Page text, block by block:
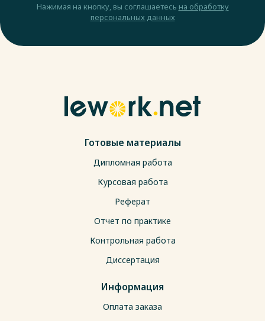
Нажимая на кнопку, вы соглашаетесь на обработку
персональных данных
Готовые материалы
Дипломная работа
Курсовая работа
Реферат
Отчет по практике
Контрольная работа
Диссертация
Информация
Оплата заказа